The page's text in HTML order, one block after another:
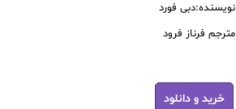
نویسنده:دبی فورد
مترجم فرناز فرود
کتاب
نیمهخرید و دانلود